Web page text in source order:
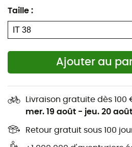
Taille :
Ajouter au
Livraison gratuite dès 100
mer. 19 août - jeu. 20 août
Retour gratuit sous 100
neige. Enfilez-le et laissez votre
de nouveaux horizons, tout en
au chaud.
Bande de taille avec
2 poches frontales avec zip
Poche latérale zippée.
Zip en bas des jambes
Tous les zips sont YKK